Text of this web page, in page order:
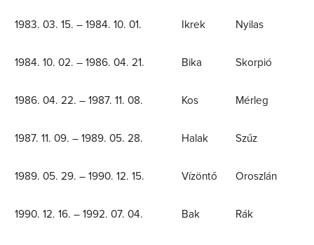
1983. 03. 15. – 1984. 10. 01. Ikrek Nyilas
1984. 10. 02. – 1986. 04. 21. Bika Skorpió
1986. 04. 22. – 1987. 11. 08. Kos Mérleg
1987. 11. 09. – 1989. 05. 28. Halak Szűz
1989. 05. 29. – 1990. 12. 15. Vízöntő Oroszlán
1990. 12. 16. – 1992. 07. 04. Bak Rák